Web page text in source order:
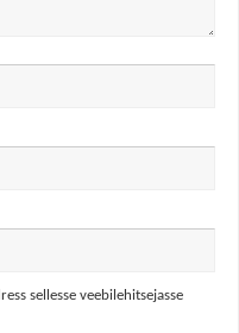
sellesse veebilehitsejasse